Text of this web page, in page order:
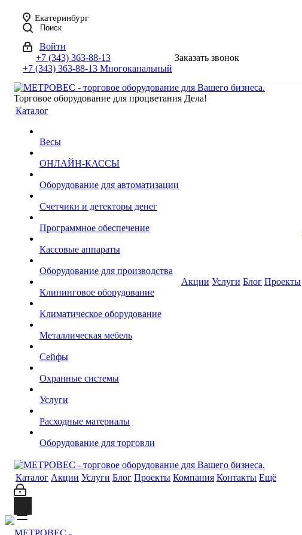
Екатеринбург
Поиск
Войти
+7 (343) 363-88-13
+7 (343) 363-88-13 Многоканальный
Заказать звонок
Торговое оборудование для процветания Дела!
Каталог
Весы
ОНЛАЙН-КАССЫ
Оборудование для автоматизации
Счетчики и детекторы денег
Программное обеспечение
Кассовые аппараты
Оборудование для производства
Клининговое оборудование
Климатическое оборудование
Металлическая мебель
Сейфы
Охранные системы
Услуги
Расходные материалы
Оборудование для торговли
Акции Услуги Блог Проекты
Каталог Акции Услуги Блог Проекты Компания Контакты Ещё